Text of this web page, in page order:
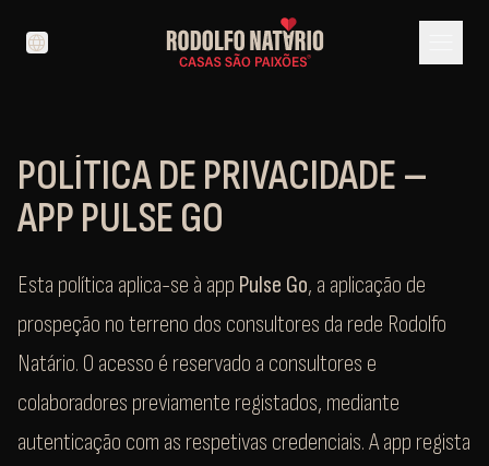
language
POLÍTICA DE PRIVACIDADE –
APP PULSE GO
Esta política aplica-se à app Pulse Go, a aplicação de
prospeção no terreno dos consultores da rede Rodolfo
Natário. O acesso é reservado a consultores e
colaboradores previamente registados, mediante
autenticação com as respetivas credenciais. A app regista